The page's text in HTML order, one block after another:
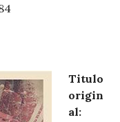
Titulo
origin
al: